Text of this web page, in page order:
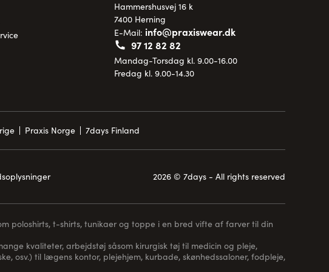
Hammershusvej 16 k
7400 Herning
E-Mail: info@praxiswear.dk
97 12 82 82
Mandag-Torsdag kl. 9.00-16.00
Fredag kl. 9.00-14.30
Praxis Norge 7days Finland
2026 © 7days - All rights reserved
poloshirts, t-shirts, tunikaer og toppe i en bred vifte af farver til din
kvaliteter, arbejdstøj såsom kirurgisk tøj til medicin og pleje,
osv.) til lægens kontor, plejehjem, kurbade, skønhedssaloner, fodpleje,